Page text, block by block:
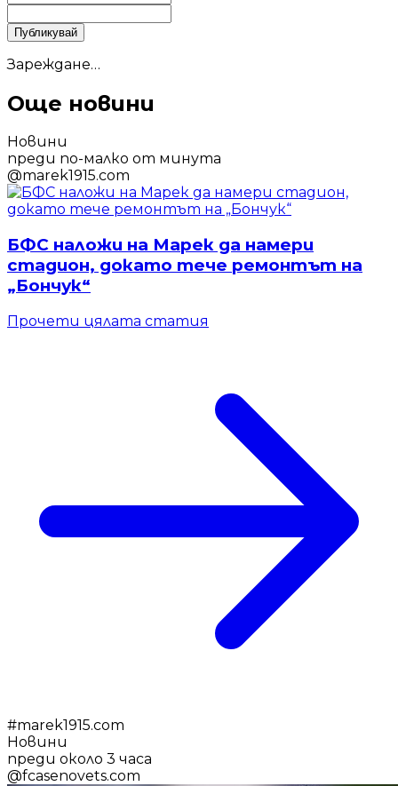
Публикувай
Зареждане…
Още новини
Новини
преди по-малко от минута
@marek1915.com
БФС наложи на Марек да намери
стадион, докато тече ремонтът на
„Бончук“
Прочети цялата статия
#marek1915.com
Новини
преди около 3 часа
@fcasenovets.com